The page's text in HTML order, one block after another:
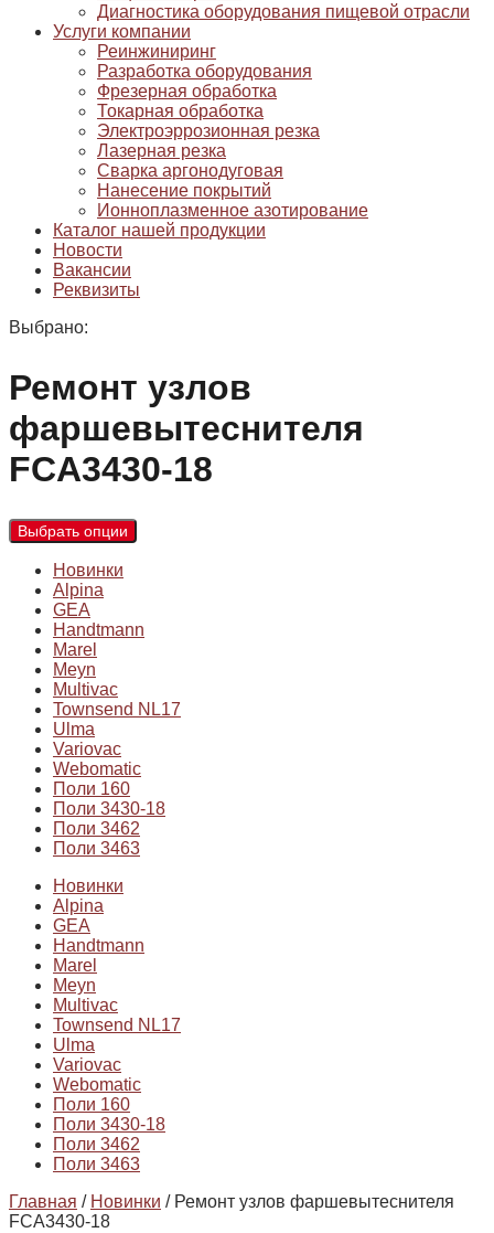
Диагностика оборудования пищевой отрасли
Услуги компании
Реинжиниринг
Разработка оборудования
Фрезерная обработка
Токарная обработка
Электроэррозионная резка
Лазерная резка
Сварка аргонодуговая
Нанесение покрытий
Ионноплазменное азотирование
Каталог нашей продукции
Новости
Вакансии
Реквизиты
Выбрано:
Ремонт узлов
фаршевытеснителя
FCA3430-18
Выбрать опции
Новинки
Alpina
GEA
Handtmann
Marel
Meyn
Multivac
Townsend NL17
Ulma
Variovac
Webomatic
Поли 160
Поли 3430-18
Поли 3462
Поли 3463
Новинки
Alpina
GEA
Handtmann
Marel
Meyn
Multivac
Townsend NL17
Ulma
Variovac
Webomatic
Поли 160
Поли 3430-18
Поли 3462
Поли 3463
Главная / Новинки / Ремонт узлов фаршевытеснителя
FCA3430-18